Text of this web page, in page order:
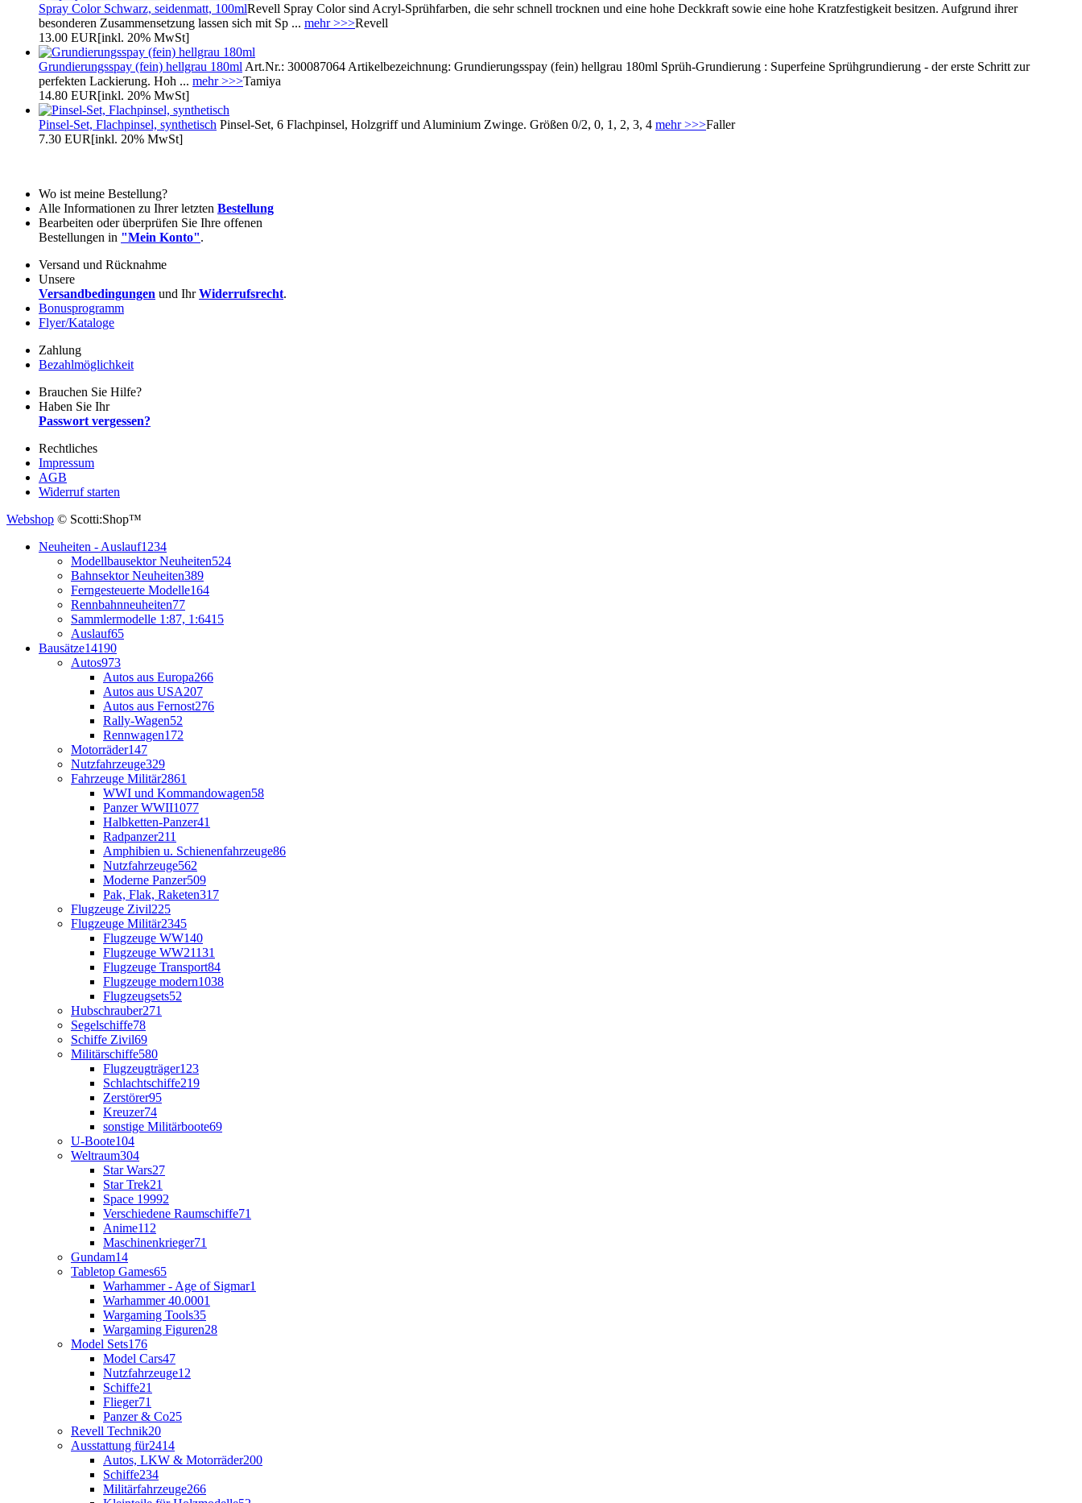
Spray Color Schwarz, seidenmatt, 100mlRevell Spray Color sind Acryl-Sprühfarben, die sehr schnell trocknen und eine hohe Deckkraft sowie eine hohe Kratzfestigkeit besitzen. Aufgrund ihrer
besonderen Zusammensetzung lassen sich mit Sp ... mehr >>>Revell
13.00 EUR[inkl. 20% MwSt]
Grundierungsspay (fein) hellgrau 180ml Art.Nr.: 300087064 Artikelbezeichnung: Grundierungsspay (fein) hellgrau 180ml Sprüh-Grundierung : Superfeine Sprühgrundierung - der erste Schritt zur
perfekten Lackierung. Hoh ... mehr >>>Tamiya
14.80 EUR[inkl. 20% MwSt]
Pinsel-Set, Flachpinsel, synthetisch Pinsel-Set, 6 Flachpinsel, Holzgriff und Aluminium Zwinge. Größen 0/2, 0, 1, 2, 3, 4 mehr >>>Faller
7.30 EUR[inkl. 20% MwSt]
Wo ist meine Bestellung?
Alle Informationen zu Ihrer letzten Bestellung
Bearbeiten oder überprüfen Sie Ihre offenen
Bestellungen in "Mein Konto".
Versand und Rücknahme
Unsere
Versandbedingungen und IhrWiderrufsrecht.
Bonusprogramm
Flyer/Kataloge
Zahlung
Bezahlmöglichkeit
Brauchen Sie Hilfe?
Haben Sie Ihr
Passwort vergessen?
Rechtliches
Impressum
AGB
Widerruf starten
Webshop © Scotti:Shop™
Neuheiten - Auslauf1234
Modellbausektor Neuheiten524
Bahnsektor Neuheiten389
Ferngesteuerte Modelle164
Rennbahnneuheiten77
Sammlermodelle 1:87, 1:6415
Auslauf65
Bausätze14190
Autos973
Autos aus Europa266
Autos aus USA207
Autos aus Fernost276
Rally-Wagen52
Rennwagen172
Motorräder147
Nutzfahrzeuge329
Fahrzeuge Militär2861
WWI und Kommandowagen58
Panzer WWII1077
Halbketten-Panzer41
Radpanzer211
Amphibien u. Schienenfahrzeuge86
Nutzfahrzeuge562
Moderne Panzer509
Pak, Flak, Raketen317
Flugzeuge Zivil225
Flugzeuge Militär2345
Flugzeuge WW140
Flugzeuge WW21131
Flugzeuge Transport84
Flugzeuge modern1038
Flugzeugsets52
Hubschrauber271
Segelschiffe78
Schiffe Zivil69
Militärschiffe580
Flugzeugträger123
Schlachtschiffe219
Zerstörer95
Kreuzer74
sonstige Militärboote69
U-Boote104
Weltraum304
Star Wars27
Star Trek21
Space 19992
Verschiedene Raumschiffe71
Anime112
Maschinenkrieger71
Gundam14
Tabletop Games65
Warhammer - Age of Sigmar1
Warhammer 40.0001
Wargaming Tools35
Wargaming Figuren28
Model Sets176
Model Cars47
Nutzfahrzeuge12
Schiffe21
Flieger71
Panzer & Co25
Revell Technik20
Ausstattung für2414
Autos, LKW & Motorräder200
Schiffe234
Militärfahrzeuge266